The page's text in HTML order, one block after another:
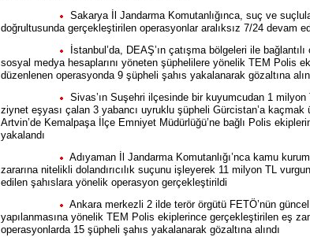
Sakarya İl Jandarma Komutanlığınca, suç ve
doğrultusunda gerçekleştirilen operasyonlar aralıksız 7/24 devam
İstanbul’da, DEAŞ’ın çatışma bölgeleri ile
sosyal medya hesaplarını yöneten şüphelilere yönelik TEM Polis
düzenlenen operasyonda 9 şüpheli şahıs yakalanarak gözaltına
Sivas’ın Suşehri ilçesinde bir kuyumcudan 1 milyon
ziynet eşyası çalan 3 yabancı uyruklu şüpheli Gürcistan’a kaçmak
Artvin’de Kemalpaşa İlçe Emniyet Müdürlüğü’ne bağlı Polis
yakalandı
Adıyaman İl Jandarma Komutanlığı’nca kamu
zararına nitelikli dolandırıcılık suçunu işleyerek 11 milyon TL
edilen şahıslara yönelik operasyon gerçekleştirildi
Ankara merkezli 2 ilde terör örgütü FETÖ’nün
yapılanmasına yönelik TEM Polis ekiplerince gerçekleştirilen eş
operasyonlarda 15 şüpheli şahıs yakalanarak gözaltına alındı